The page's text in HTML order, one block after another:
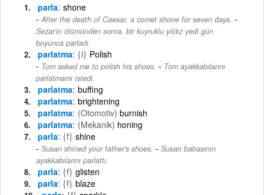
parla shone
After the death of Caesar, a comet shone for seven days. -
Sezar'ın ölümünden sonra, bir kuyruklu yıldız yedi gün
boyunca parladı.
parlatma {i} Polish
Tom asked me to polish his shoes. - Tom ayakkabılarını
parlatmamı istedi.
parlatma buffing
parlatma brightening
parlatma (Otomotiv) burnish
parlatma (Mekanik) honing
parla {f} shine
Susan shined your father's shoes. - Susan babasının
ayakkabılarını parlattı.
parla {f} glisten
parla {f} blaze